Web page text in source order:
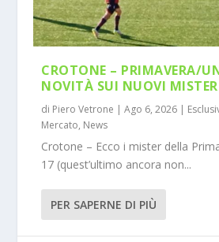
CROTONE – PRIMAVERA/
NOVITÀ SUI NUOVI MISTER
di Piero Vetrone |Ago 6, 2026 |
Mercato, News
Crotone – Ecco i mister della
17 (quest’ultimo ancora non...
PER SAPERNE DI PIÙ